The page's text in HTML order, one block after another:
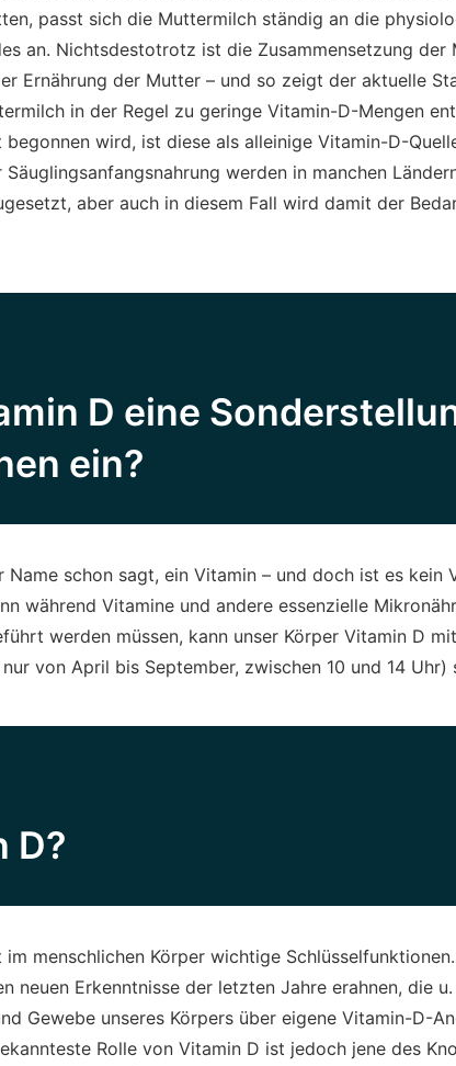
passt sich die Muttermilch ständig an die
an. Nichtsdestotrotz ist die Zusammensetzung der
Ernährung der Mutter – und so zeigt der aktuelle
in der Regel zu geringe Vitamin-D-Mengen
wird, ist diese als alleinige Vitamin-D-
werden in manchen
aber auch in diesem Fall wird damit der
D eine
ein?
Name schon sagt, ein Vitamin – und doch ist es kein
während Vitamine und andere essenzielle
werden müssen, kann unser Körper Vitamin D
von April bis September, zwischen 10 und 14 Uhr)
D?
menschlichen Körper wichtige
neuen Erkenntnisse der letzten Jahre erahnen, die
Gewebe unseres Körpers über eigene Vitamin-D-
Rolle von Vitamin D ist jedoch jene des